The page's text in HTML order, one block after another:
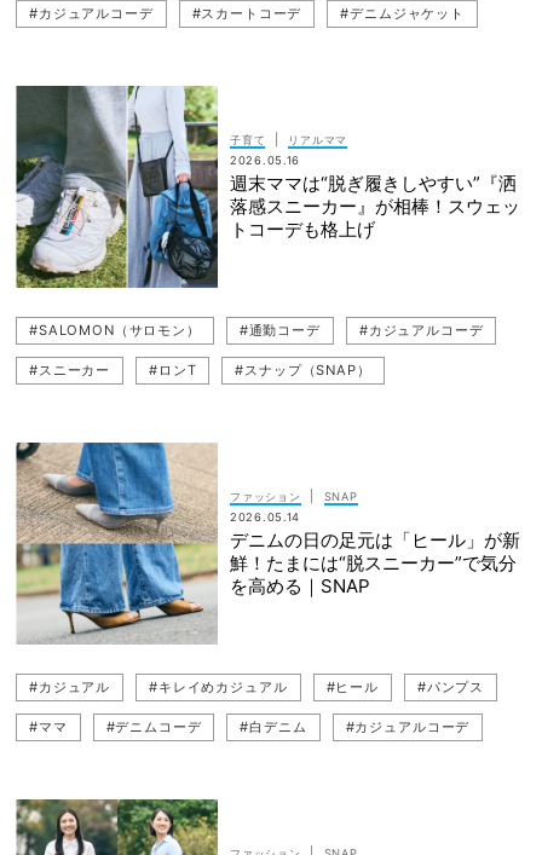
#カジュアルコーデ #スカートコーデ #デニムジャケット
#リラクシーカジュアル
#キレイめカジュアル 子育て
リアルママ
2026.05.16
週末ママは“脱ぎ履きしやすい”『洒
落感スニーカー』が相棒！スウェッ
トコーデも格上げ
#SALOMON（サロモン） #通勤コーデ #カジュアルコーデ
#スニーカー #ロンT #スナップ（SNAP）
#読者スナップ #習い事
ファッション
SNAP
2026.05.14
デニムの日の足元は「ヒール」が新
鮮！たまには“脱スニーカー”で気分
を高める｜SNAP
#カジュアル #キレイめカジュアル #ヒール #パンプス
#ママ #デニムコーデ #白デニム #カジュアルコーデ
#スナップ（SNAP）